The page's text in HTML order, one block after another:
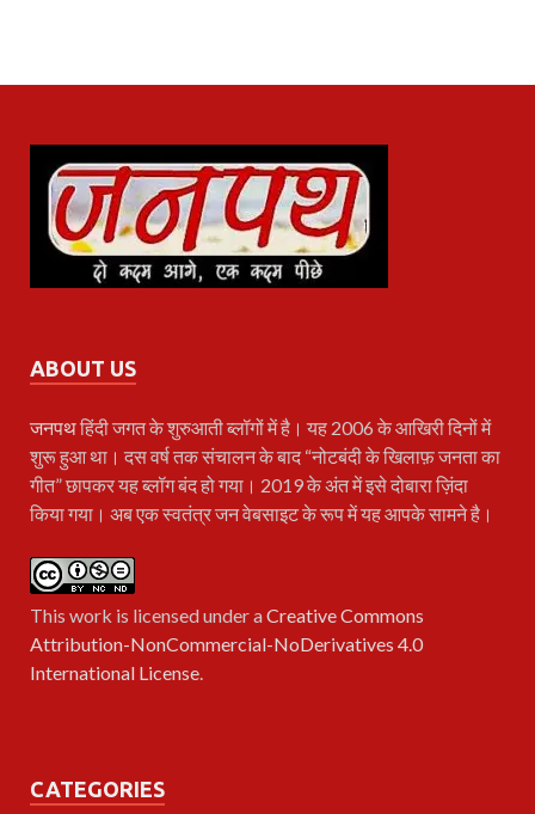
ABOUT US
जनपथहिंदी जगत के शुरुआती ब्लॉगों में है। यह 2006 के आखिरी दिनों में
शुरू हुआ था। दस वर्ष तक संचालन के बाद “नोटबंदी के खिलाफ़ जनता का
गीत” छापकर यह ब्लॉग बंद हो गया। 2019 के अंत में इसे दोबारा ज़िंदा
किया गया। अब एक स्वतंत्र जन वेबसाइट के रूप में यह आपके सामने है।
This work is licensed under aCreative Commons
Attribution-NonCommercial-NoDerivatives 4.0
International License.
CATEGORIES